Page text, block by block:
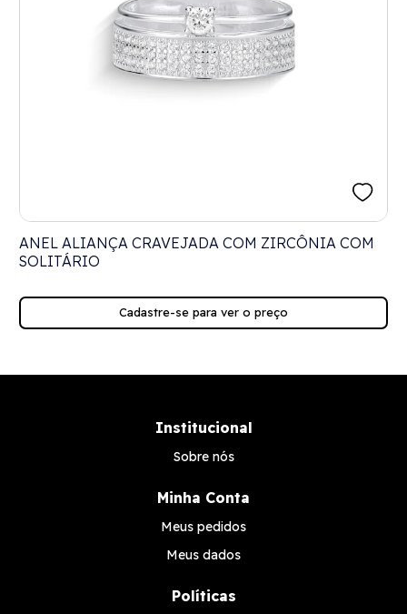
ANEL ALIANÇA CRAVEJADA COM ZIRCÔNIA COM
SOLITÁRIO
Cadastre-se para ver o preço
Institucional
Sobre nós
Minha Conta
Meus pedidos
Meus dados
Políticas